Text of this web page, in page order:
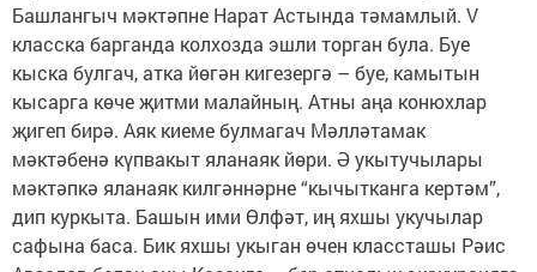
Башлангыч мәктәпне Нарат Астында тәмамлый. V
класска барганда колхозда эшли торган була. Буе
кыска булгач, атка йөгән кигезергә – буе, камытын
кысарга көче җитми малайның. Атны аңа конюхлар
җигеп бирә. Аяк киеме булмагач Мәлләтамак
мәктәбенә күпвакыт яланаяк йөри. Ә укытучылары
мәктәпкә яланаяк килгәннәрне “кычытканга кертәм”,
дип куркыта. Башын ими Өлфәт, иң яхшы укучылар
сафына баса. Бик яхшы укыган өчен классташы Рәис